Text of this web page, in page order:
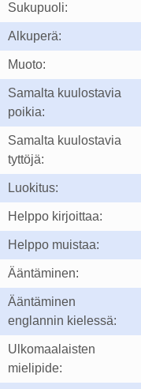
Sukupuoli:
Alkuperä:
Muoto:
Samalta kuulostavia
poikia:
Samalta kuulostavia
tyttöjä:
Luokitus:
Helppo kirjoittaa:
Helppo muistaa:
Ääntäminen:
Ääntäminen
englannin kielessä:
Ulkomaalaisten
mielipide: